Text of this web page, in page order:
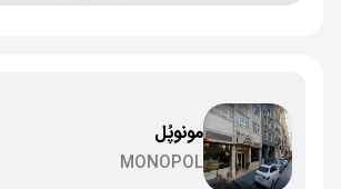
مونوپُل
MONOPOL